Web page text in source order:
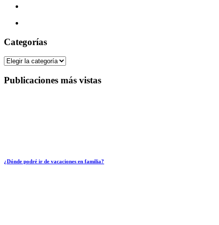
Categorías
Categorías
Publicaciones más vistas
¿Dónde podré ir de vacaciones en familia?